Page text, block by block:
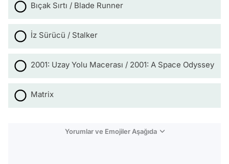
Bıçak Sırtı / Blade Runner
İz Sürücü / Stalker
2001: Uzay Yolu Macerası / 2001: A Space Odyssey
Matrix
Yorumlar ve Emojiler Aşağıda